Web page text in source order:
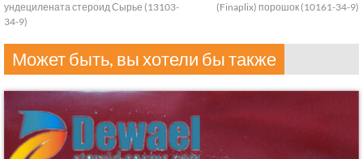
ундецилената стероид Сырье (13103-
34-9)
(Finaplix) порошок (10161-34-9)
Может быть, вы хотели бы также